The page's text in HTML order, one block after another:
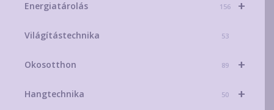
+
Energiatárolás 156
Világítástechnika 53
+
Okosotthon 89
+
Hangtechnika 50